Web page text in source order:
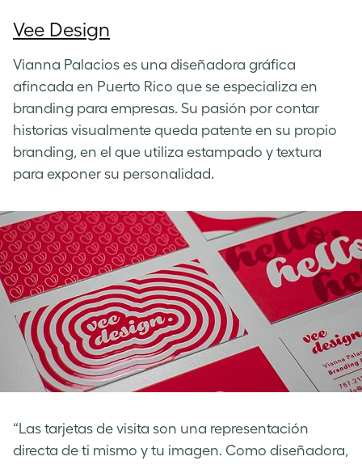
Vee Design
Vianna Palacios es una diseñadora gráfica
afincada en Puerto Rico que se especializa en
branding para empresas. Su pasión por contar
historias visualmente queda patente en su propio
branding, en el que utiliza estampado y textura
para exponer su personalidad.
“Las tarjetas de visita son una representación
directa de ti mismo y tu imagen. Como diseñadora,